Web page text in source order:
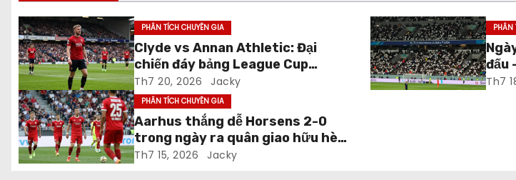
n
g
b
à
i
v
PHÂN TÍCH CHUYÊN GIA
Clyde vs Annan Athletic: Đại
chiến đáy bảng League Cup
Scotland
Th7 20, 2026 Jacky
PHÂN
đấu
Th7
PHÂN TÍCH CHUYÊN GIA
Aarhus thắng dễ Horsens 2-0
trong ngày ra quân giao hữu hè
2026
Th7 15, 2026 Jacky